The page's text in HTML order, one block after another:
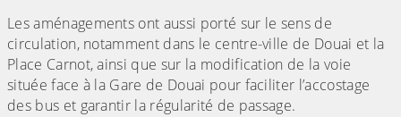
Les aménagements ont aussi porté sur le sens de
circulation, notamment dans le centre-ville de Douai et la
Place Carnot, ainsi que sur la modification de la voie
située face à la Gare de Douai pour faciliter l’accostage
des bus et garantir la régularité de passage.